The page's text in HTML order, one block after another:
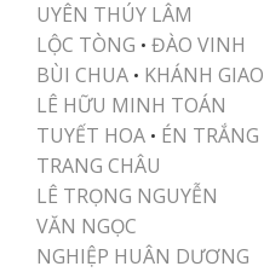
UYÊN THÚY LÂM
LỘC TÒNG • ĐÀO VINH
BÙI CHUA • KHÁNH GIAO
LÊ HỮU MINH TOÁN
TUYẾT HOA • ÉN TRẮNG
TRANG CHÂU
LÊ TRỌNG NGUYỄN
VĂN NGỌC
NGHIỆP HUÂN DƯƠNG